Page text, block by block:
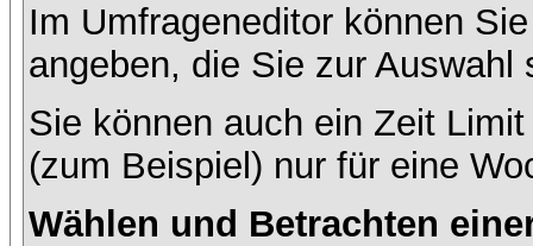
Im Umfrageneditor können
angeben, die Sie zur Auswahl
Sie können auch ein Zeit
(zum Beispiel) nur für eine
Wählen und Betrachten